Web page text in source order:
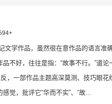
+
文学作品，虽然很在意作品的语言准
不好，往往是指：“故事不行。”道
反，一部作品主题高深莫测、技巧眼
觉，批评它“华而不实”、“故...